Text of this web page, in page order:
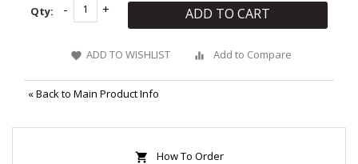
Qty: ADD TO CART
ADD TO WISHLIST Add to Compare
«Back to Main Product Info
How To Order